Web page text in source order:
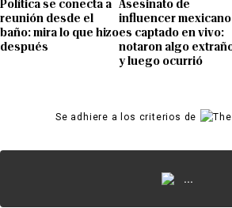
Política se conecta a
reunión desde el
baño: mira lo que hizo
después
Asesinato de
influencer mexicano
es captado en vivo:
notaron algo
y luego ocurrió
Se adhiere a los criterios de
...